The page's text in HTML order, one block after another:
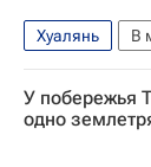
Хуалянь В
У побережья
одно